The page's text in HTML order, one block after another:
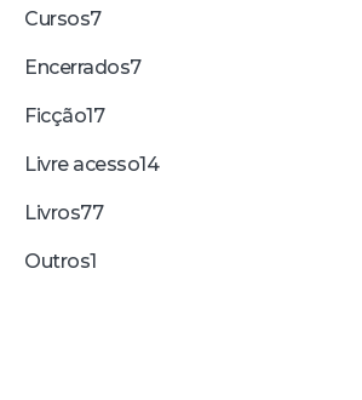
Cursos7
Encerrados7
Ficção17
Livre acesso14
Livros77
Outros1